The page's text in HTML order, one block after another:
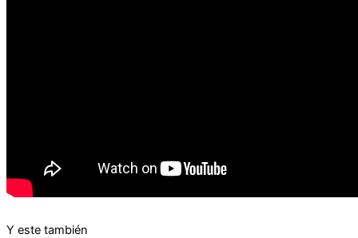
Y este también